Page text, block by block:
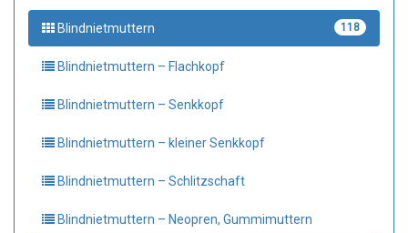
Blindnietmuttern 118
Blindnietmuttern – Flachkopf
Blindnietmuttern – Senkkopf
Blindnietmuttern – kleiner Senkkopf
Blindnietmuttern – Schlitzschaft
Blindnietmuttern – Neopren, Gummimuttern